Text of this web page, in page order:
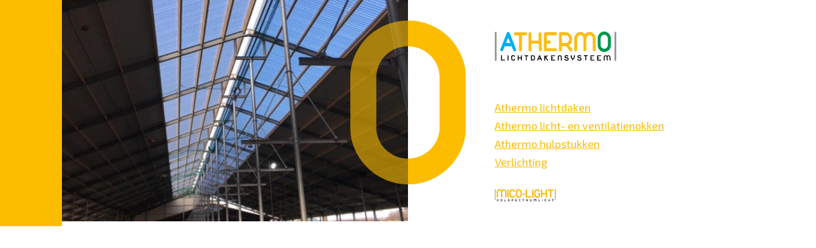
Athermo lichtdaken
Athermo licht- en ventilatienokken
Athermo hulpstukken
Verlichting